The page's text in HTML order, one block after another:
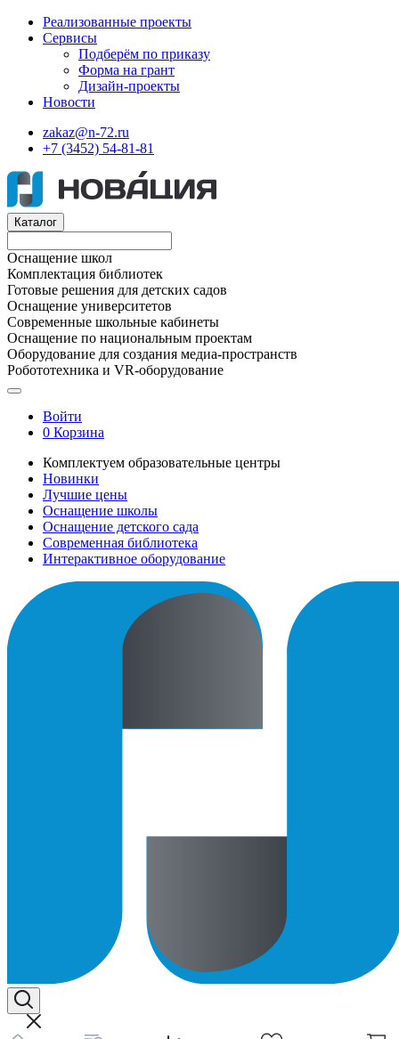
Реализованные проекты
Сервисы
Подберём по приказу
Форма на грант
Дизайн-проекты
Новости
zakaz@n-72.ru
+7 (3452) 54-81-81
Каталог
Оснащение школ
Комплектация библиотек
Готовые решения для детских садов
Оснащение университетов
Современные школьные кабинеты
Оснащение по национальным проектам
Оборудование для создания медиа-пространств
Робототехника и VR-оборудование
Войти
0 Корзина
Комплектуем образовательные центры
Новинки
Лучшие цены
Оснащение школы
Оснащение детского сада
Современная библиотека
Интерактивное оборудование